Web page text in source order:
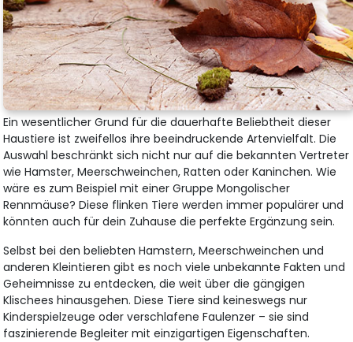
Ein wesentlicher Grund für die dauerhafte Beliebtheit dieser
Haustiere ist zweifellos ihre beeindruckende Artenvielfalt. Die
Auswahl beschränkt sich nicht nur auf die bekannten Vertreter
wie Hamster, Meerschweinchen, Ratten oder Kaninchen. Wie
wäre es zum Beispiel mit einer Gruppe Mongolischer
Rennmäuse? Diese flinken Tiere werden immer populärer und
könnten auch für dein Zuhause die perfekte Ergänzung sein.
Selbst bei den beliebten Hamstern, Meerschweinchen und
anderen Kleintieren gibt es noch viele unbekannte Fakten und
Geheimnisse zu entdecken, die weit über die gängigen
Klischees hinausgehen. Diese Tiere sind keineswegs nur
Kinderspielzeuge oder verschlafene Faulenzer – sie sind
faszinierende Begleiter mit einzigartigen Eigenschaften.